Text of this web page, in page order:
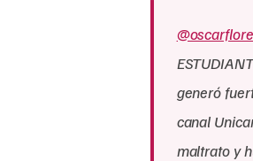
generó
canal
maltrato y